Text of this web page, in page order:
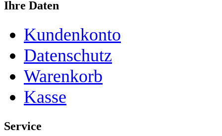
Ihre Daten
Kundenkonto
Datenschutz
Warenkorb
Kasse
Service